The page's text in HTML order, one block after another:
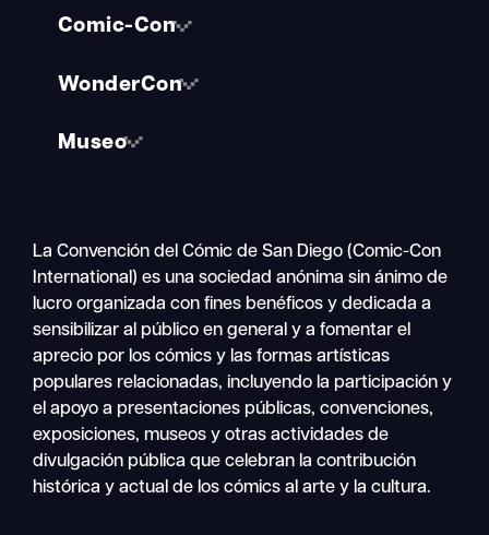
Comic-Con
WonderCon
Museo
La Convención del Cómic de San Diego (Comic-Con
International) es una sociedad anónima sin ánimo de
lucro organizada con fines benéficos y dedicada a
sensibilizar al público en general y a fomentar el
aprecio por los cómics y las formas artísticas
populares relacionadas, incluyendo la participación y
el apoyo a presentaciones públicas, convenciones,
exposiciones, museos y otras actividades de
divulgación pública que celebran la contribución
histórica y actual de los cómics al arte y la cultura.